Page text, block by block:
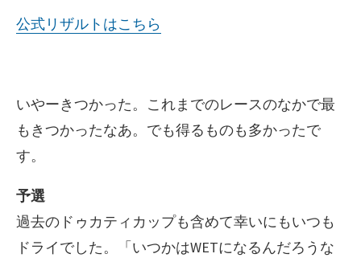
公式リザルトはこちら
いやーきつかった。これまでのレースのなかで最
もきつかったなあ。でも得るものも多かったで
す。
予選
過去のドゥカティカップも含めて幸いにもいつも
ドライでした。「いつかはWETになるんだろうな